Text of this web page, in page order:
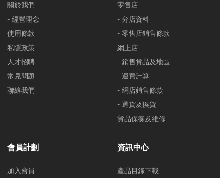
關於我們
- 經營理念
使用條款
私隱政策
人才招聘
常見問題
聯絡我們
零售店
- 分店資料
- 零售店銷售條款
網上店
- 銷售貨品及地區
- 運費計算
- 網店銷售條款
- 退貨及換貨
貨品保養及維修
會員計劃
加入會員
資訊中心
產品目錄下載